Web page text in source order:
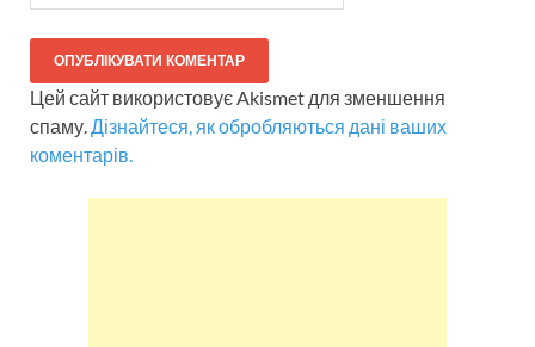
Цей сайт використовує Akismet для зменшення
спаму.Дізнайтеся, як обробляються дані ваших
коментарів.